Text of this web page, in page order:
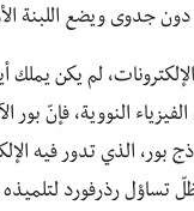
جدوى ويضع اللبنة
لم يكن يملك
النووية، فإنّ
بور، الذي تدور فيه
تساؤل رذرفورد